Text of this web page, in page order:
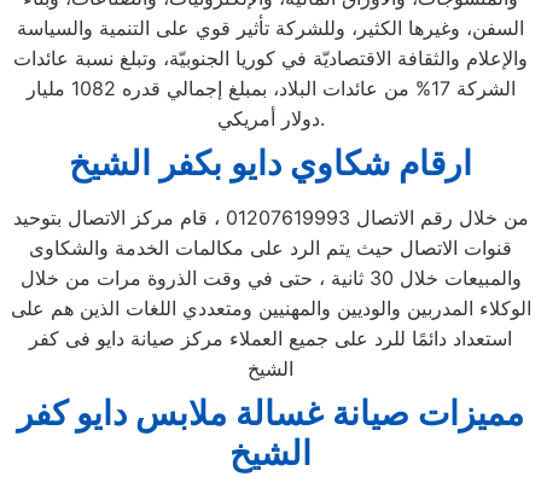
السفن، وغيرها الكثير، وللشركة تأثير قوي على التنمية والسياسة
والإعلام والثقافة الاقتصاديّة في كوريا الجنوبيّة، وتبلغ نسبة عائدات
الشركة 17% من عائدات البلاد، بمبلغ إجمالي قدره 1082 مليار
دولار أمريكي.
ارقام شكاوي دايو بكفر الشيخ
من خلال رقم الاتصال 01207619993 ، قام مركز الاتصال بتوحيد
قنوات الاتصال حيث يتم الرد على مكالمات الخدمة والشكاوى
والمبيعات خلال 30 ثانية ، حتى في وقت الذروة مرات من خلال
الوكلاء المدربين والوديين والمهنيين ومتعددي اللغات الذين هم على
استعداد دائمًا للرد على جميع العملاء مركز صيانة دايو فى كفر
الشيخ
مميزات صيانة غسالة ملابس دايو كفر
الشيخ